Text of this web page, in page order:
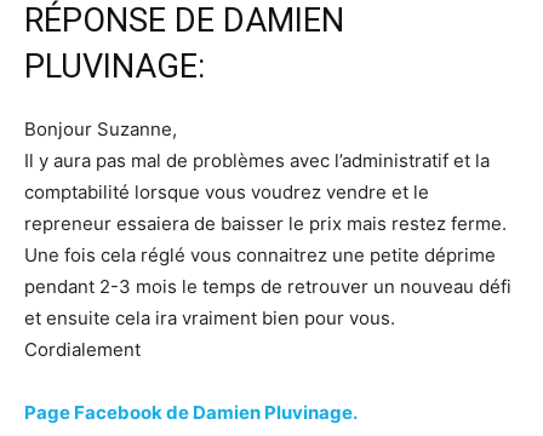
RÉPONSE DE DAMIEN
PLUVINAGE:
Bonjour Suzanne,
Il y aura pas mal de problèmes avec l’administratif et la
comptabilité lorsque vous voudrez vendre et le
repreneur essaiera de baisser le prix mais restez ferme.
Une fois cela réglé vous connaitrez une petite déprime
pendant 2-3 mois le temps de retrouver un nouveau défi
et ensuite cela ira vraiment bien pour vous.
Cordialement
Page Facebook de Damien Pluvinage.